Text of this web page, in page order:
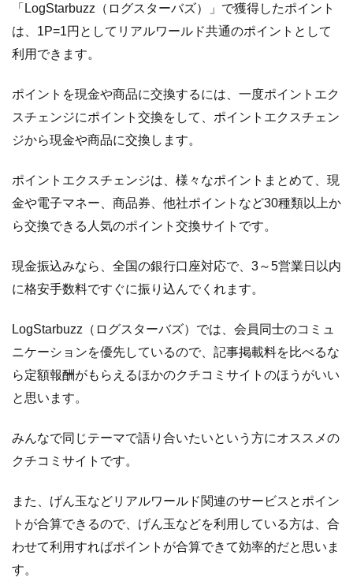
「LogStarbuzz（ログスターバズ）」で獲得したポイント
は、1P=1円としてリアルワールド共通のポイントとして
利用できます。
ポイントを現金や商品に交換するには、一度ポイントエク
スチェンジにポイント交換をして、ポイントエクスチェン
ジから現金や商品に交換します。
ポイントエクスチェンジは、様々なポイントまとめて、現
金や電子マネー、商品券、他社ポイントなど30種類以上か
ら交換できる人気のポイント交換サイトです。
現金振込みなら、全国の銀行口座対応で、3～5営業日以内
に格安手数料ですぐに振り込んでくれます。
LogStarbuzz（ログスターバズ）では、会員同士のコミュ
ニケーションを優先しているので、記事掲載料を比べるな
ら定額報酬がもらえるほかのクチコミサイトのほうがいい
と思います。
みんなで同じテーマで語り合いたいという方にオススメの
クチコミサイトです。
また、げん玉などリアルワールド関連のサービスとポイン
トが合算できるので、げん玉などを利用している方は、合
わせて利用すればポイントが合算できて効率的だと思いま
す。